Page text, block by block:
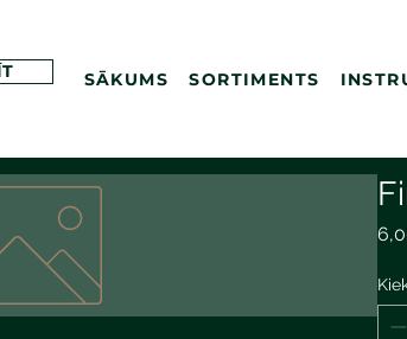
SĀKUMS SORTIMENTS